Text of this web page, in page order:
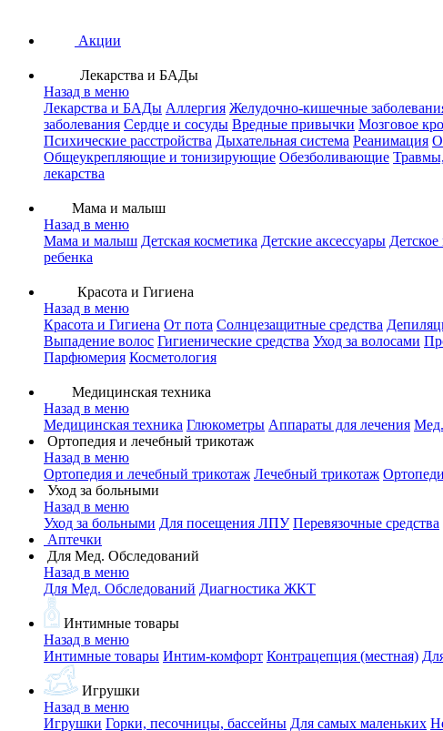
Акции
Лекарства и БАДы
Назад в меню
Лекарства и БАДы Аллергия Желудочно-кишечные
заболевания Сердце и сосуды Вредные привычки Мозговое
Психические расстройства Дыхательная система Реанимация
Общеукрепляющие и тонизирующие Обезболивающие
лекарства
Мама и малыш
Назад в меню
Мама и малыш Детская косметика Детские аксессуары
ребенка
Красота и Гигиена
Назад в меню
Красота и Гигиена От пота Солнцезащитные средства
Выпадение волос Гигиенические средства Уход за волосами
Парфюмерия Косметология
Медицинская техника
Назад в меню
Медицинская техника Глюкометры Аппараты для лечения
Ортопедия и лечебный трикотаж
Назад в меню
Ортопедия и лечебный трикотаж Лечебный трикотаж
Уход за больными
Назад в меню
Уход за больными Для посещения ЛПУ Перевязочные средства
Аптечки
Для Мед. Обследований
Назад в меню
Для Мед. Обследований Диагностика ЖКТ
Интимные товары
Назад в меню
Интимные товары Интим-комфорт Контрацепция (местная)
Игрушки
Назад в меню
Игрушки Горки, песочницы, бассейны Для самых маленьких